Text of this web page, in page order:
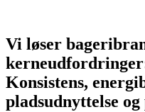
Vi løser
Konsistens,
pladsudnyttelse